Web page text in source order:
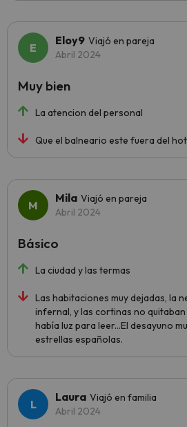
Eloy9 Viajó en pareja
Abril 2024
La atencion del personal
Que el balneario este fuera del
Muy bien
Mila Viajó en pareja
Abril 2024
La ciudad y las termas
Las habitaciones muy dejadas, la
infernal, y las cortinas no
había luz para leer...El desayuno
estrellas españolas.
Básico
Laura Viajó en familia
Abril 2024